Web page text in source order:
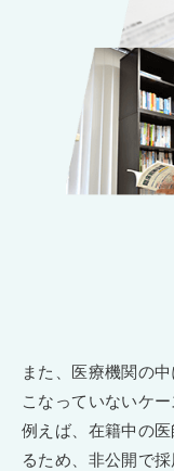
また、医療機関の
こなっていないケー
例えば、在籍中の
るため、非公開で